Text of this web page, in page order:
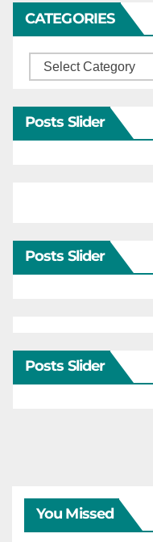
CATEGORIES
Categories
Posts Slider
Posts Slider
Posts Slider
You Missed